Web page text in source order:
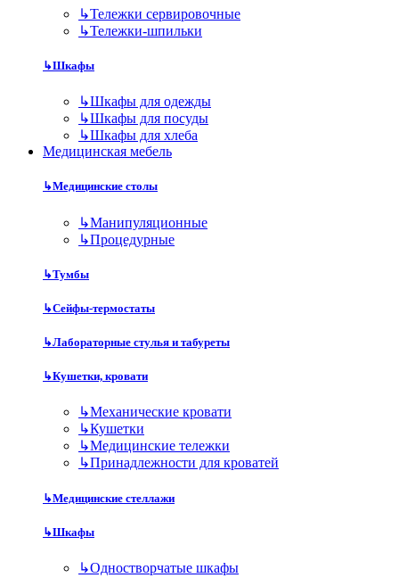
↳Тележки сервировочные
↳Тележки-шпильки
↳Шкафы
↳Шкафы для одежды
↳Шкафы для посуды
↳Шкафы для хлеба
Медицинская мебель
↳Медицинские столы
↳Манипуляционные
↳Процедурные
↳Тумбы
↳Сейфы-термостаты
↳Лабораторные стулья и табуреты
↳Кушетки, кровати
↳Механические кровати
↳Кушетки
↳Медицинские тележки
↳Принадлежности для кроватей
↳Медицинские стеллажи
↳Шкафы
↳Одностворчатые шкафы